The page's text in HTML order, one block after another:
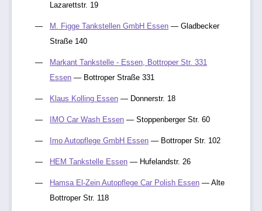
Lazarettstr. 19
M. Figge Tankstellen GmbH Essen — Gladbecker
Straße 140
Markant Tankstelle - Essen, Bottroper Str. 331
Essen — Bottroper Straße 331
Klaus Kolling Essen — Donnerstr. 18
IMO Car Wash Essen — Stoppenberger Str. 60
Imo Autopflege GmbH Essen — Bottroper Str. 102
HEM Tankstelle Essen — Hufelandstr. 26
Hamsa El-Zein Autopflege Car Polish Essen — Alte
Bottroper Str. 118